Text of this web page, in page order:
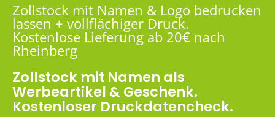
Zollstock mit Namen & Logo bedrucken
lassen + vollflächiger Druck.
Kostenlose Lieferung ab 20€ nach
Rheinberg
Zollstock mit Namen als
Werbeartikel & Geschenk.
Kostenloser Druckdatencheck.